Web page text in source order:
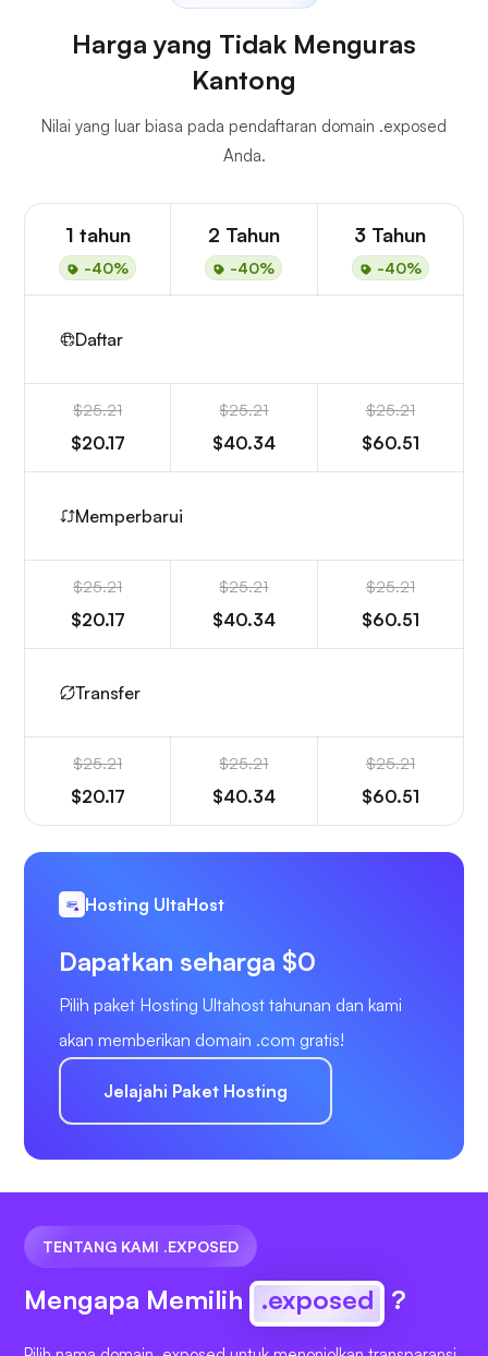
Harga yang Tidak Menguras
Kantong
Nilai yang luar biasa pada pendaftaran domain .exposed
Anda.
1 tahun
-40%
2 Tahun
-40%
3 Tahun
-40%
Daftar
$25.21
$20.17
$25.21
$40.34
$25.21
$60.51
Memperbarui
$25.21
$20.17
$25.21
$40.34
$25.21
$60.51
Transfer
$25.21
$20.17
$25.21
$40.34
$25.21
$60.51
Hosting UltaHost
Dapatkan seharga $0
Pilih paket Hosting Ultahost tahunan dan kami
akan memberikan domain .com gratis!
Jelajahi Paket Hosting
TENTANG KAMI .EXPOSED
Mengapa Memilih .exposed ?